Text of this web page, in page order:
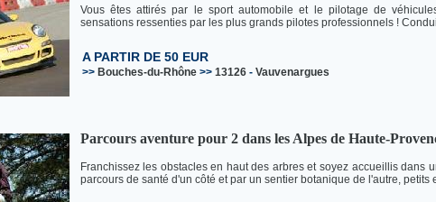
Vous êtes attirés par le sport automobile et le pilotage de
sensations ressenties par les plus grands pilotes professionnels !
A PARTIR DE 50 EUR
>> Bouches-du-Rhône>> 13126- Vauvenargues
Parcours aventure pour 2 dans les Alpes de Haute-
Franchissez les obstacles en haut des arbres et soyez accueillis dans
parcours de santé d'un côté et par un sentier botanique de l'autre, petits